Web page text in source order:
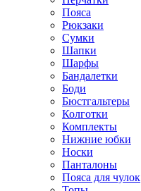
Пояса
Рюкзаки
Сумки
Шапки
Шарфы
Бандалетки
Боди
Бюстгальтеры
Колготки
Комплекты
Нижние юбки
Носки
Панталоны
Поясa для чулок